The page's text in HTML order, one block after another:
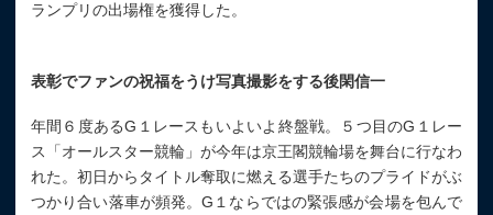
ランプリの出場権を獲得した。
表彰でファンの祝福をうけ写真撮影をする後閑信一
年間６度あるG１レースもいよいよ終盤戦。５つ目のG１レー
ス「オールスター競輪」が今年は京王閣競輪場を舞台に行なわ
れた。初日からタイトル奪取に燃える選手たちのプライドがぶ
つかり合い落車が頻発。G１ならではの緊張感が会場を包んで